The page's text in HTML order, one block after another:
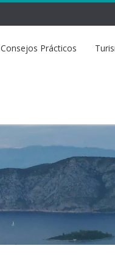
Consejos Prácticos